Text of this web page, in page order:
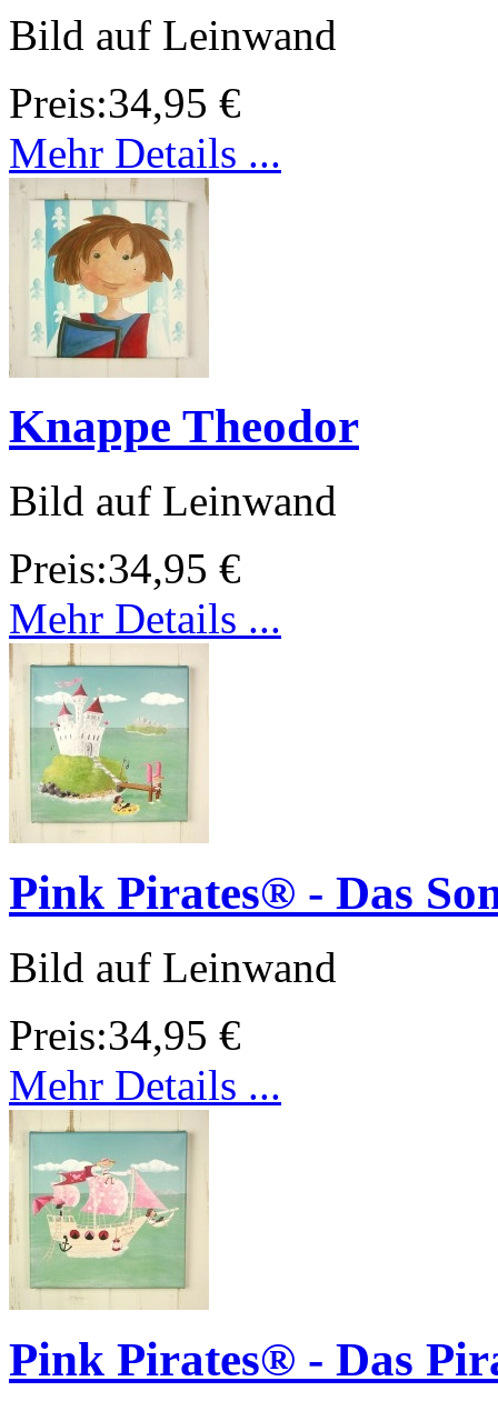
Bild auf Leinwand
Preis:34,95 €
Mehr Details ...
Knappe Theodor
Bild auf Leinwand
Preis:34,95 €
Mehr Details ...
Pink Pirates® - Das
Bild auf Leinwand
Preis:34,95 €
Mehr Details ...
Pink Pirates® - Das